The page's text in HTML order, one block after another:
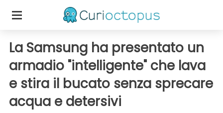
La Samsung ha presentato un
armadio "intelligente" che lava
e stira il bucato senza sprecare
acqua e detersivi